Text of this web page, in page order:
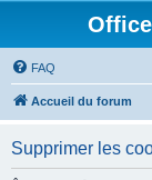
FAQ
Accueil du forum
Supprimer les